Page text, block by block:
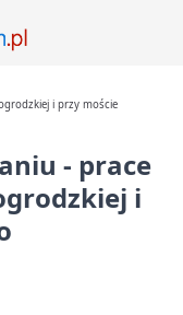
i przy moście
- prace
i